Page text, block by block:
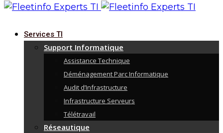
Services TI
Support Informatique
Assistance Technique
Déménagement Parc Informatique
Audit d’Infrastructure
Infrastructure Serveurs
Télétravail
Réseautique